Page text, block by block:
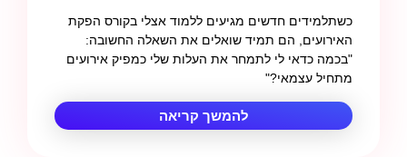
כשתלמידים חדשים מגיעים ללמוד אצלי בקורס הפקת
האירועים, הם תמיד שואלים את השאלה החשובה:
"בכמה כדאי לי לתמחר את העלות שלי כמפיק אירועים
מתחיל עצמאי?"
להמשך קריאה